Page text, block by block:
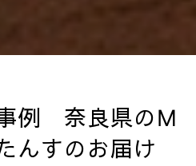
例 奈良県のM
んすのお届け